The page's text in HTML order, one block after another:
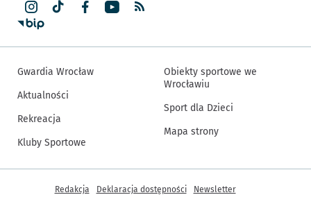
Gwardia Wrocław
Aktualności
Rekreacja
Kluby Sportowe
Obiekty sportowe we
Wrocławiu
Sport dla Dzieci
Mapa strony
Inne informacje
Redakcja Deklaracja dostępności Newsletter